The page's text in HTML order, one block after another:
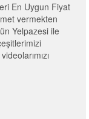
En Uygun Fiyat
vermekten
Yelpazesi ile